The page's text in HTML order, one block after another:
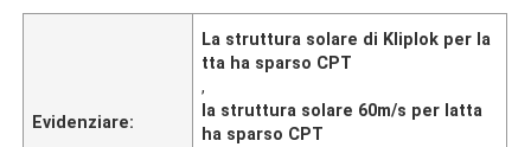
Evidenziare:
La struttura solare di Kliplok per la
tta ha sparso CPT
,
la struttura solare 60m/s per latta
ha sparso CPT